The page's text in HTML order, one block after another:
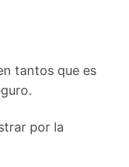
tantos que es
por la